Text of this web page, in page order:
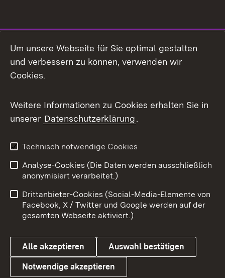
Facebook
X / Twitter
Youtube
Link zum Landesportal
Impressum
Kontakt
Barrierefreiheit
Datenschutz
Cookies
Um unsere Webseite für Sie optimal gestalten
und verbessern zu können, verwenden wir
Cookies.
Weitere Informationen zu Cookies erhalten Sie in
unserer Datenschutzerklärung.
Technisch notwendige Cookies
Analyse-Cookies (Die Daten werden ausschließlich
anonymisiert verarbeitet.)
Drittanbieter-Cookies (Social-Media-Elemente von
Facebook, X / Twitter und Google werden auf der
gesamten Webseite aktiviert.)
Alle akzeptieren Auswahl bestätigen
Notwendige akzeptieren